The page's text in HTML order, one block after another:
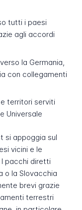
tutti i paesi
agli accordi
la Germania,
con collegamenti
territori serviti
Universale
si appoggia sul
vicini e le
pacchi diretti
o la Slovacchia
brevi grazie
terrestri